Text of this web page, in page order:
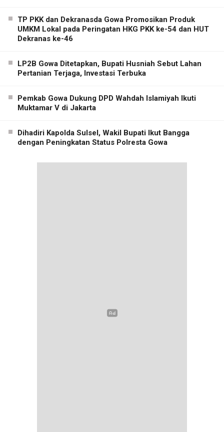
TP PKK dan Dekranasda Gowa Promosikan Produk
UMKM Lokal pada Peringatan HKG PKK ke-54 dan HUT
Dekranas ke-46
LP2B Gowa Ditetapkan, Bupati Husniah Sebut Lahan
Pertanian Terjaga, Investasi Terbuka
Pemkab Gowa Dukung DPD Wahdah Islamiyah Ikuti
Muktamar V di Jakarta
Dihadiri Kapolda Sulsel, Wakil Bupati Ikut Bangga
dengan Peningkatan Status Polresta Gowa